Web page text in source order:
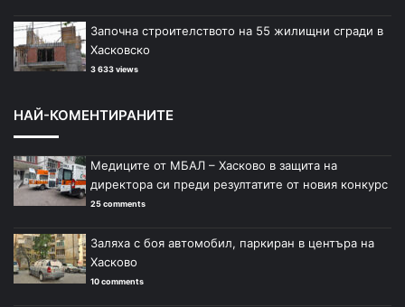
Започна строителството на 55 жилищни сгради в
Хасковско
3 633 views
НАЙ-КОМЕНТИРАНИТЕ
Медиците от МБАЛ – Хасково в защита на
директора си преди резултатите от новия конкурс
25 comments
Заляха с боя автомобил, паркиран в центъра на
Хасково
10 comments